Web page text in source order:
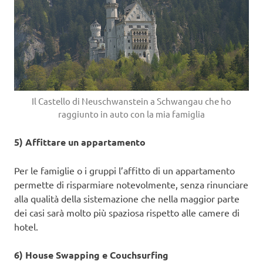
Il Castello di Neuschwanstein a Schwangau che ho
raggiunto in auto con la mia famiglia
5) Affittare un appartamento
Per le famiglie o i gruppi l’affitto di un appartamento
permette di risparmiare notevolmente, senza rinunciare
alla qualità della sistemazione che nella maggior parte
dei casi sarà molto più spaziosa rispetto alle camere di
hotel.
6) House Swapping e Couchsurfing